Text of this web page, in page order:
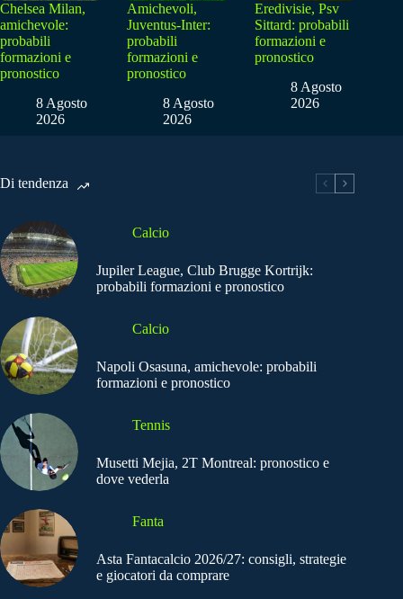
Chelsea Milan,
amichevole:
probabili
formazioni e
pronostico
8 Agosto
2026
Amichevoli,
Juventus-Inter:
probabili
formazioni e
pronostico
8 Agosto
2026
Eredivisie, Psv
Sittard: probabili
formazioni e
pronostico
8 Agosto
2026
Di tendenza
Calcio
Jupiler League, Club Brugge Kortrijk:
probabili formazioni e pronostico
Calcio
Napoli Osasuna, amichevole: probabili
formazioni e pronostico
Tennis
Musetti Mejia, 2T Montreal: pronostico e
dove vederla
Fanta
Asta Fantacalcio 2026/27: consigli, strategie
e giocatori da comprare